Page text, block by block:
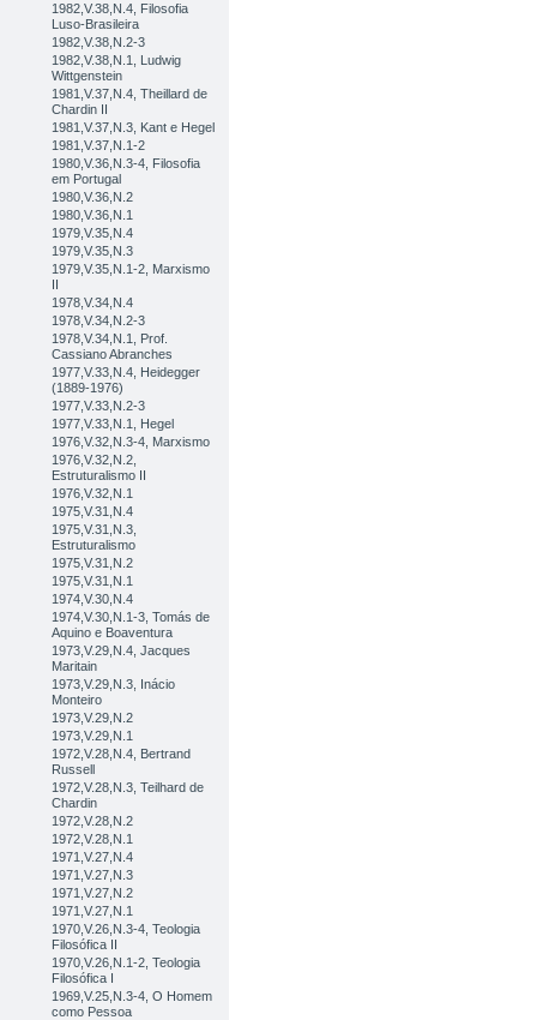
1982,V.38,N.4, Filosofia
Luso-Brasileira
1982,V.38,N.2-3
1982,V.38,N.1, Ludwig
Wittgenstein
1981,V.37,N.4, Theillard de
Chardin II
1981,V.37,N.3, Kant e Hegel
1981,V.37,N.1-2
1980,V.36,N.3-4, Filosofia
em Portugal
1980,V.36,N.2
1980,V.36,N.1
1979,V.35,N.4
1979,V.35,N.3
1979,V.35,N.1-2, Marxismo
II
1978,V.34,N.4
1978,V.34,N.2-3
1978,V.34,N.1, Prof.
Cassiano Abranches
1977,V.33,N.4, Heidegger
(1889-1976)
1977,V.33,N.2-3
1977,V.33,N.1, Hegel
1976,V.32,N.3-4, Marxismo
1976,V.32,N.2,
Estruturalismo II
1976,V.32,N.1
1975,V.31,N.4
1975,V.31,N.3,
Estruturalismo
1975,V.31,N.2
1975,V.31,N.1
1974,V.30,N.4
1974,V.30,N.1-3, Tomás de
Aquino e Boaventura
1973,V.29,N.4, Jacques
Maritain
1973,V.29,N.3, Inácio
Monteiro
1973,V.29,N.2
1973,V.29,N.1
1972,V.28,N.4, Bertrand
Russell
1972,V.28,N.3, Teilhard de
Chardin
1972,V.28,N.2
1972,V.28,N.1
1971,V.27,N.4
1971,V.27,N.3
1971,V.27,N.2
1971,V.27,N.1
1970,V.26,N.3-4, Teologia
Filosófica II
1970,V.26,N.1-2, Teologia
Filosófica I
1969,V.25,N.3-4, O Homem
como Pessoa